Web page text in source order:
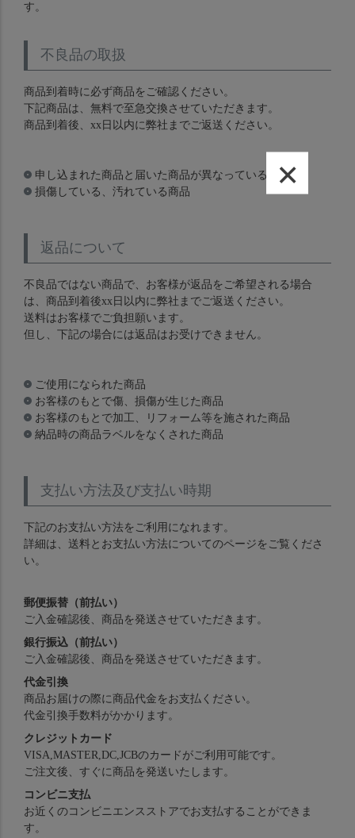
す。
不良品の取扱
商品到着時に必ず商品をご確認ください。
下記商品は、無料で至急交換させていただきます。
商品到着後、xx日以内に弊社までご返送ください。
申し込まれた商品と届いた商品が異なっている場合
損傷している、汚れている商品
返品について
不良品ではない商品で、お客様が返品をご希望される場合
は、商品到着後xx日以内に弊社までご返送ください。
送料はお客様でご負担願います。
但し、下記の場合には返品はお受けできません。
ご使用になられた商品
お客様のもとで傷、損傷が生じた商品
お客様のもとで加工、リフォーム等を施された商品
納品時の商品ラベルをなくされた商品
支払い方法及び支払い時期
下記のお支払い方法をご利用になれます。
詳細は、送料とお支払い方法についてのページをご覧くださ
い。
郵便振替（前払い）
ご入金確認後、商品を発送させていただきます。
銀行振込（前払い）
ご入金確認後、商品を発送させていただきます。
代金引換
商品お届けの際に商品代金をお支払ください。
代金引換手数料がかかります。
クレジットカード
VISA,MASTER,DC,JCBのカードがご利用可能です。
ご注文後、すぐに商品を発送いたします。
コンビニ支払
お近くのコンビニエンスストアでお支払することができま
す。
×